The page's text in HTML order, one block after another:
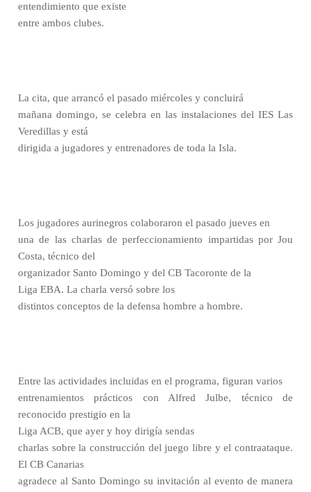
entendimiento que existe
entre ambos clubes.
La cita, que arrancó el pasado miércoles y concluirá
mañana domingo, se celebra en las instalaciones del IES Las
Veredillas y está
dirigida a jugadores y entrenadores de toda la Isla.
Los jugadores aurinegros colaboraron el pasado jueves en
una de las charlas de perfeccionamiento impartidas por Jou
Costa, técnico del
organizador Santo Domingo y del CB Tacoronte de la
Liga EBA. La charla versó sobre los
distintos conceptos de la defensa hombre a hombre.
Entre las actividades incluidas en el programa, figuran varios
entrenamientos prácticos con Alfred Julbe, técnico de
reconocido prestigio en la
Liga ACB, que ayer y hoy dirigía sendas
charlas sobre la construcción del juego libre y el contraataque.
El CB Canarias
agradece al Santo Domingo su invitación al evento de manera